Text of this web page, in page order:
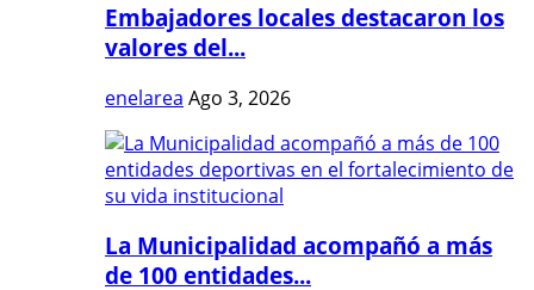
Embajadores locales destacaron los
valores del...
enelarea Ago 3, 2026
La Municipalidad acompañó a más
de 100 entidades...